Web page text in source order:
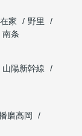
家
野里
南条
山陽新幹線
磨高岡